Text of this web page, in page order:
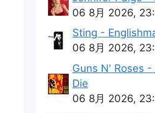
06 8月 2026,
Sting -
06 8月 2026,
Guns N' Roses
Die
06 8月 2026,